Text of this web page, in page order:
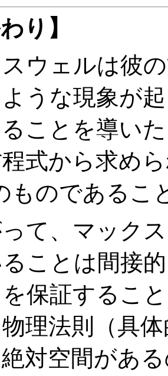
り】
ウェルは彼
うな現象が
ことを導い
式から求め
ものであるこ
て、マック
ことは間接
保証するこ
理法則（具
対空間があ